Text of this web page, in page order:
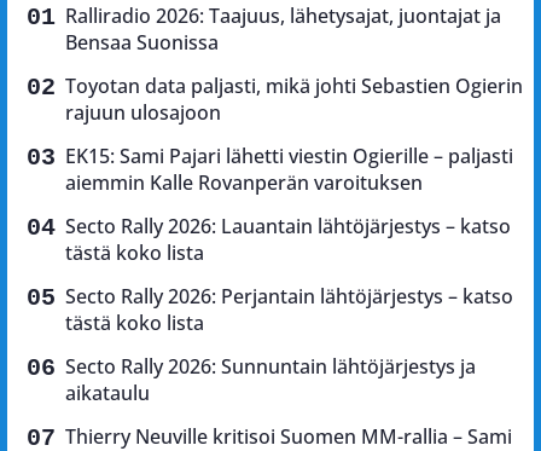
Ralliradio 2026: Taajuus, lähetysajat, juontajat ja
Bensaa Suonissa
Toyotan data paljasti, mikä johti Sebastien Ogierin
rajuun ulosajoon
EK15: Sami Pajari lähetti viestin Ogierille – paljasti
aiemmin Kalle Rovanperän varoituksen
Secto Rally 2026: Lauantain lähtöjärjestys – katso
tästä koko lista
Secto Rally 2026: Perjantain lähtöjärjestys – katso
tästä koko lista
Secto Rally 2026: Sunnuntain lähtöjärjestys ja
aikataulu
Thierry Neuville kritisoi Suomen MM-rallia – Sami